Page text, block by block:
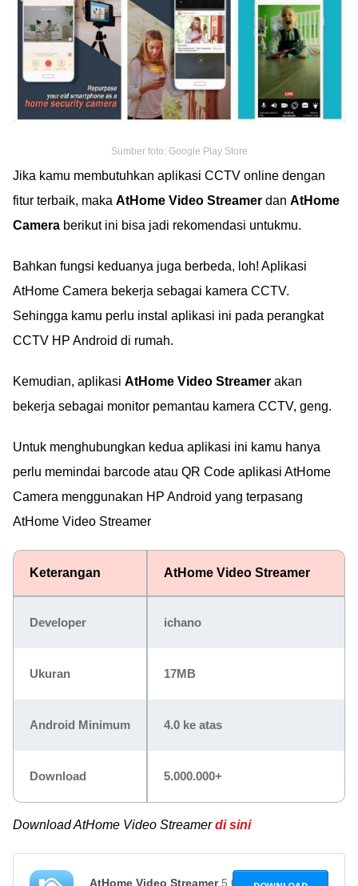
Sumber foto: Google Play Store
Jika kamu membutuhkan aplikasi CCTV online dengan
fitur terbaik, maka AtHome Video Streamer dan AtHome
Camera berikut ini bisa jadi rekomendasi untukmu.
Bahkan fungsi keduanya juga berbeda, loh! Aplikasi
AtHome Camera bekerja sebagai kamera CCTV.
Sehingga kamu perlu instal aplikasi ini pada perangkat
CCTV HP Android di rumah.
Kemudian, aplikasi AtHome Video Streamer akan
bekerja sebagai monitor pemantau kamera CCTV, geng.
Untuk menghubungkan kedua aplikasi ini kamu hanya
perlu memindai barcode atau QR Code aplikasi AtHome
Camera menggunakan HP Android yang terpasang
AtHome Video Streamer
Keterangan AtHome Video Streamer
Developer ichano
Ukuran 17MB
Android Minimum 4.0 ke atas
Download 5.000.000+
Download AtHome Video Streamerdi sini
AtHome Video Streamer 5.0.4